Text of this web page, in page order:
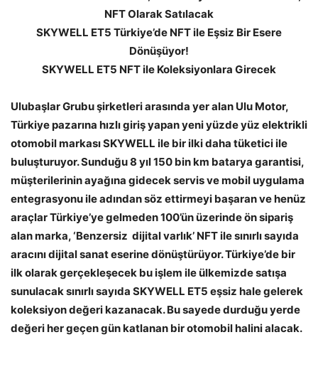
NFT Olarak Satılacak
SKYWELL ET5 Türkiye’de NFT ile Eşsiz Bir Esere
Dönüşüyor!
SKYWELL ET5 NFT ile Koleksiyonlara Girecek
Ulubaşlar Grubu şirketleri arasında yer alan Ulu Motor,
Türkiye pazarına hızlı giriş yapan yeni yüzde yüz elektrikli
otomobil markası SKYWELL ile bir ilki daha tüketici ile
buluşturuyor. Sunduğu 8 yıl 150 bin km batarya garantisi,
müşterilerinin ayağına gidecek servis ve mobil uygulama
entegrasyonu ile adından söz ettirmeyi başaran ve henüz
araçlar Türkiye’ye gelmeden 100’ün üzerinde ön sipariş
alan marka, ‘Benzersiz dijital varlık’ NFT ile sınırlı sayıda
aracını dijital sanat eserine dönüştürüyor. Türkiye’de bir
ilk olarak gerçekleşecek bu işlem ile ülkemizde satışa
sunulacak sınırlı sayıda SKYWELL ET5 eşsiz hale gelerek
koleksiyon değeri kazanacak. Bu sayede durduğu yerde
değeri her geçen gün katlanan bir otomobil halini alacak.